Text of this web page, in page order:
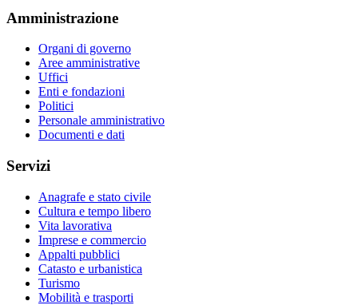
Amministrazione
Organi di governo
Aree amministrative
Uffici
Enti e fondazioni
Politici
Personale amministrativo
Documenti e dati
Servizi
Anagrafe e stato civile
Cultura e tempo libero
Vita lavorativa
Imprese e commercio
Appalti pubblici
Catasto e urbanistica
Turismo
Mobilità e trasporti